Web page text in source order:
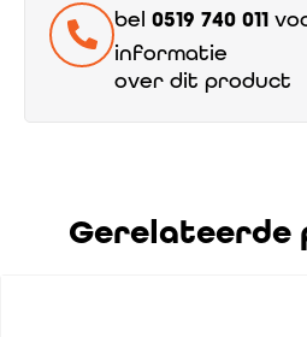
bel 0519 740 011
informatie
over dit product
Gerelateerde